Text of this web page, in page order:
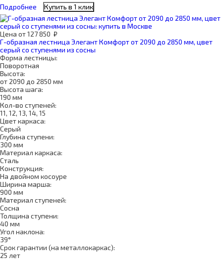
Подробнее
Купить в 1 клик
Цена от127 850 ₽
Г-образная лестница Элегант Комфорт от 2090 до 2850 мм, цвет
серый со ступенями из сосны
Форма лестницы:
Поворотная
Высота:
от 2090 до 2850 мм
Высота шага:
190 мм
Кол-во ступеней:
11, 12, 13, 14, 15
Цвет каркаса:
Серый
Глубина ступени:
300 мм
Материал каркаса:
Сталь
Конструкция:
На двойном косоуре
Ширина марша:
900 мм
Материал ступеней:
Сосна
Толщина ступени:
40 мм
Угол наклона:
39°
Срок гарантии (на металлокаркас):
25 лет